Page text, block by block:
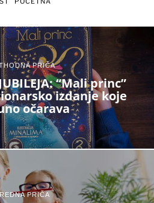
PRIČA
“Mali princ”
izdanje koje
očarava
PRIČA